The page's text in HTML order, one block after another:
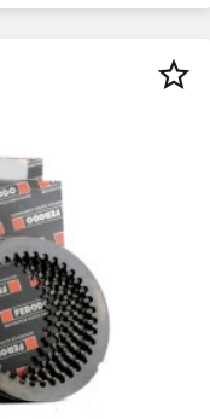
star_border